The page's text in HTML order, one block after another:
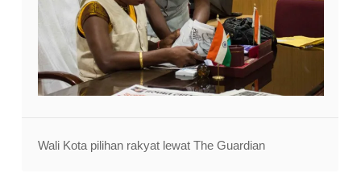
Wali Kota pilihan rakyat lewat The Guardian